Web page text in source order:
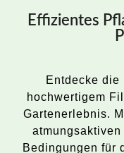
Effizientes
Entdecke die
hochwertigem
Gartenerlebnis.
Bedingungen für